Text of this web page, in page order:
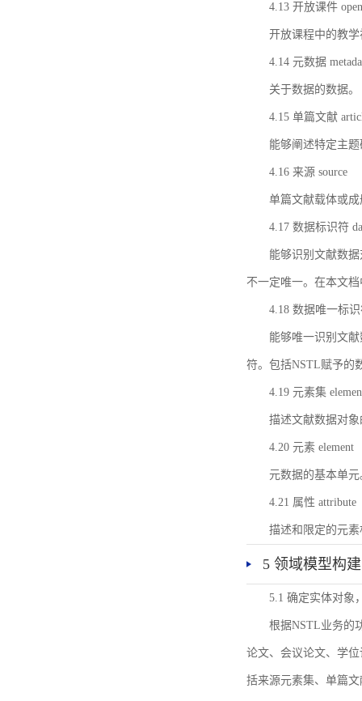
4.13 开放课件
开放课程中的教
4.14 元数据
关于数据的数据。
4.15 单篇文献
能够阐述特定主
4.16 来源 source
单篇文献载体或
4.17 数据标识符
能够识别文献数
不一定唯一。在本文
4.18 数据唯一标
能够唯一识别文
符。包括NSTL赋予的
4.19 元素集
描述文献数据对
4.20 元素 element
元数据的基本单元
4.21 属性 attribute
描述和限定的元
5 领域模型构建
5.1 确定实体对象
根据NSTL业务的
论文、会议论文、学
括来源元素集、单篇